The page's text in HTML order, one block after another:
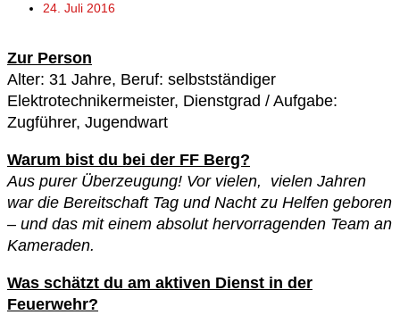
24. Juli 2016
Zur Person
Alter: 31 Jahre, Beruf: selbstständiger
Elektrotechnikermeister, Dienstgrad / Aufgabe:
Zugführer, Jugendwart
Warum bist du bei der FF Berg?
Aus purer Überzeugung! Vor vielen, vielen Jahren
war die Bereitschaft Tag und Nacht zu Helfen geboren
– und das mit einem absolut hervorragenden Team an
Kameraden.
Was schätzt du am aktiven Dienst in der
Feuerwehr?